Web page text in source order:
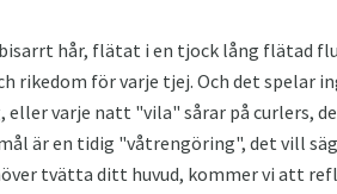
hår, flätat i en tjock lång flätad
rikedom för varje tjej. Och det spelar
eller varje natt "vila" sårar på curlers,
är en tidig "våtrengöring", det vill
tvätta ditt huvud, kommer vi att